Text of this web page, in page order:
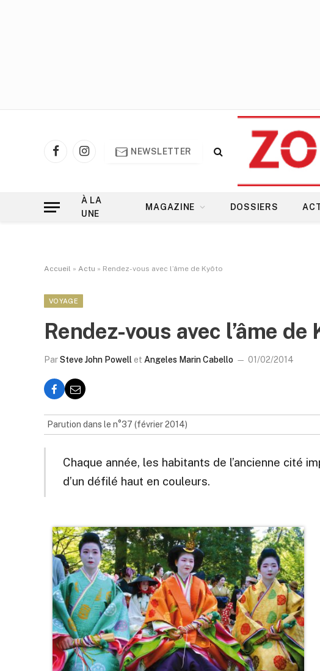
FacebookInstagram
NEWSLETTER
À LA
UNE
MAGAZINE DOSSIERS
Accueil » Actu » Rendez-vous avec l’âme de Kyôto
VOYAGE
Rendez-vous avec l’âme de
ParSteve John Powell et Angeles Marin Cabello 01/02/2014
Parution dans le n°37 (février 2014)
Chaque année, les habitants de l’ancienne cité
d’un défilé haut en couleurs.